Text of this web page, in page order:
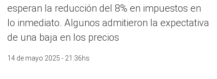
esperan la reducción del 8% en impuestos en
lo inmediato. Algunos admitieron la expectativa
de una baja en los precios
14 de mayo 2025 - 21:36hs